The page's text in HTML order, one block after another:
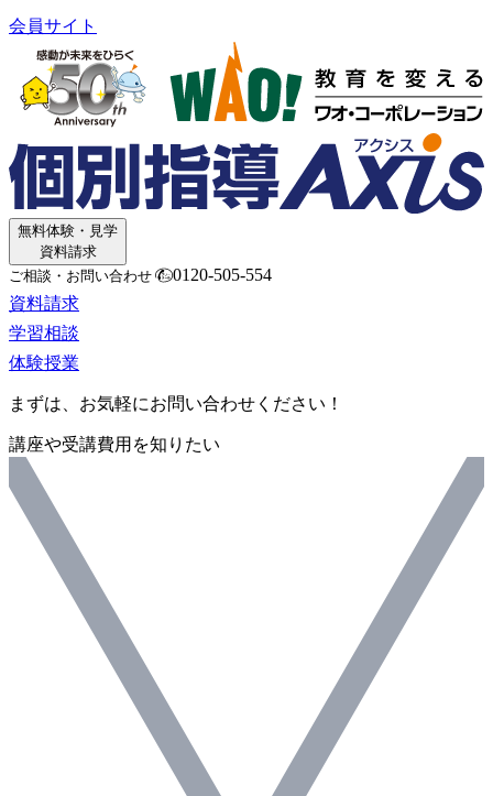
会員サイト
無料体験・見学
資料請求
ご相談・お問い合わせ
0120-505-554
資料請求
学習相談
体験授業
まずは、お気軽にお問い合わせください！
講座や受講費用を知りたい